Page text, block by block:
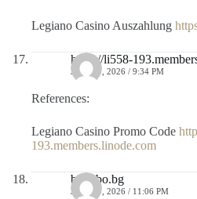
Legiano Casino Auszahlung
https://li558-
JULIO 9, 2026 / 9:34 PM
References:
Legiano Casino Promo Code
193.members.linode.com
b.grabo.bg
JULIO 9, 2026 / 11:06 PM